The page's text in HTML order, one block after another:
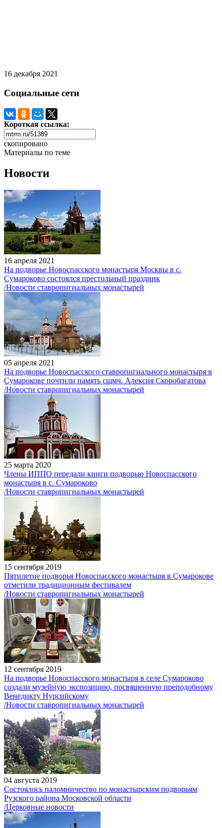
16 декабря 2021
Социальные сети
Короткая ссылка:
скопировано
Материалы по теме
Новости
16 апреля 2021
На подворье Новоспасского монастыря Москвы в с.
Сумароково состоялся престольный праздник
/Новости ставропигиальных монастырей
05 апреля 2021
На подворье Новоспасского ставропигиального монастыря в
Сумарокове почтили память сщмч. Алексия Скоробагатова
/Новости ставропигиальных монастырей
25 марта 2020
Члены ИППО передали книги подворью Новоспасского
монастыря в с. Сумароково
/Новости ставропигиальных монастырей
15 сентября 2019
Пятилетие подворья Новоспасского монастыря в Сумарокове
отметили традиционным фестивалем
/Новости ставропигиальных монастырей
12 сентября 2019
На подворье Новоспасского монастыря в селе Сумароково
создали музейную экспозицию, посвященную преподобному
Венедикту Нурсийскому
/Новости ставропигиальных монастырей
04 августа 2019
Состоялось паломничество по монастырским подворьям
Рузского района Московской области
/Церковные новости